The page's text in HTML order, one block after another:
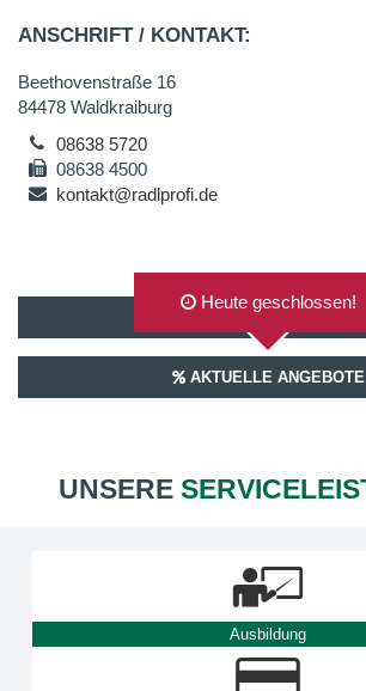
ANSCHRIFT / KONTAKT:
Beethovenstraße 16
84478 Waldkraiburg
08638 5720
08638 4500
kontakt@radlprofi.de
AUF GOOGLEMAPS
Heute geschlossen!
AKTUELLE ANGEBOTE
UNSERE
Ausbildung